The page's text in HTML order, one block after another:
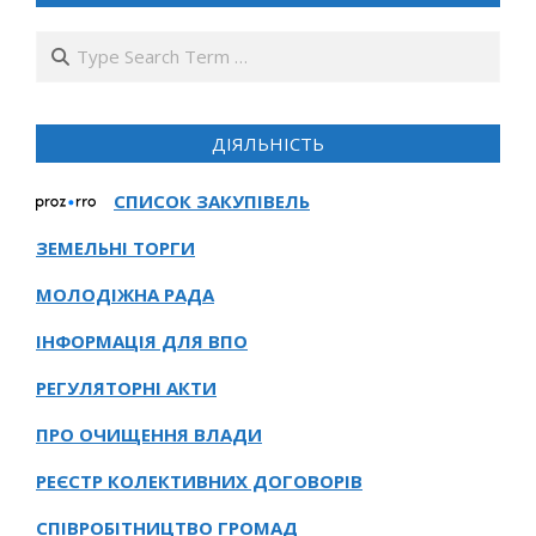
Search
ДІЯЛЬНІСТЬ
СПИСОК ЗАКУПІВЕЛЬ
ЗЕМЕЛЬНІ ТОРГИ
МОЛОДІЖНА РАДА
ІНФОРМАЦІЯ ДЛЯ ВПО
РЕГУЛЯТОРНІ АКТИ
ПРО ОЧИЩЕННЯ ВЛАДИ
РЕЄСТР КОЛЕКТИВНИХ ДОГОВОРІВ
СПІВРОБІТНИЦТВО ГРОМАД